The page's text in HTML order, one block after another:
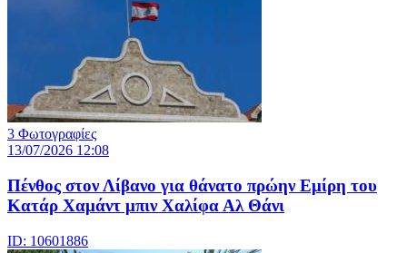
3 Φωτογραφίες
13/07/2026 12:08
Πένθος στον Λίβανο για θάνατο πρώην Εμίρη του
Κατάρ Χαμάντ μπιν Χαλίφα Αλ Θάνι
ID: 10601886